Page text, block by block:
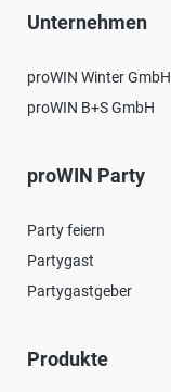
Unternehmen
proWIN Winter GmbH
proWIN B+S GmbH
proWIN Party
Party feiern
Partygast
Partygastgeber
Produkte